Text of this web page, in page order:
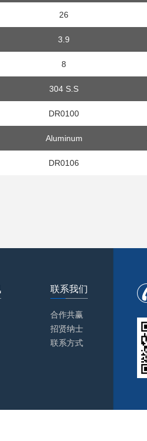
26
3.9
8
304 S.S
DR0100
Aluminum
DR0106
联系我们
合作共赢
招贤纳士
联系方式